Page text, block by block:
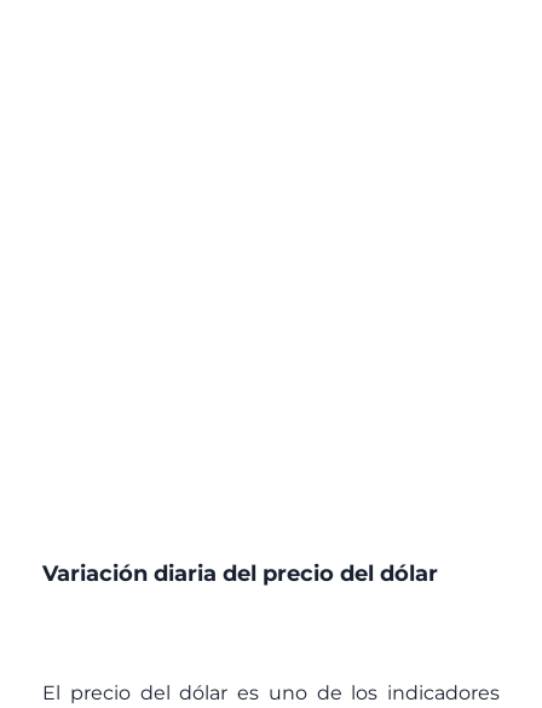
Variación diaria del precio del dólar
El precio del dólar es uno de los indicadores